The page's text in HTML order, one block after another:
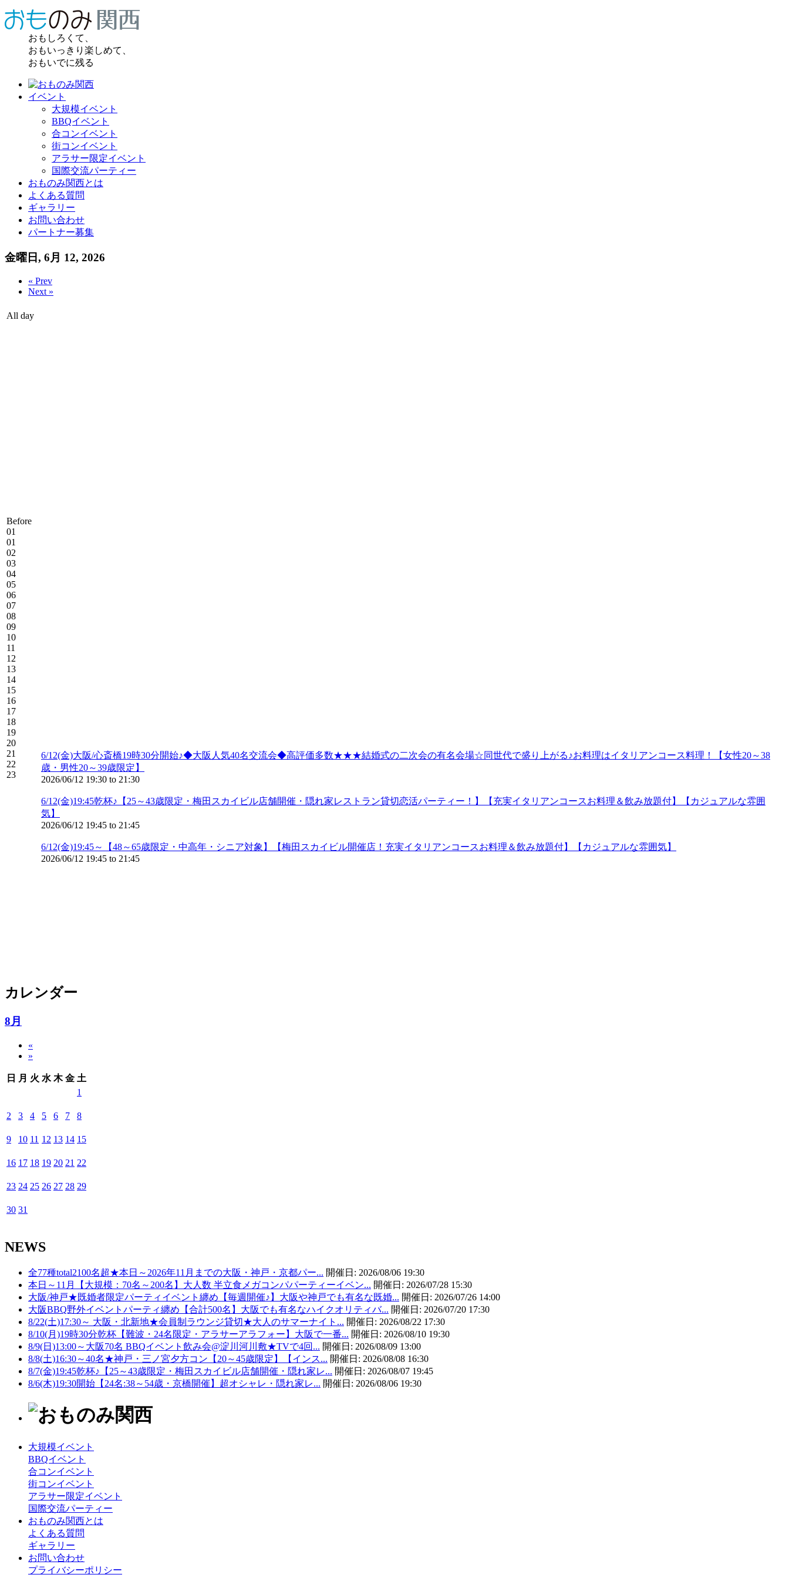
おもしろくて、
おもいっきり楽しめて、
おもいでに残る
イベント
大規模イベント
BBQイベント
合コンイベント
街コンイベント
アラサー限定イベント
国際交流パーティー
おものみ関西とは
よくある質問
ギャラリー
お問い合わせ
パートナー募集
金曜日, 6月 12, 2026
« Prev
Next »
All day
Before
01
01
02
03
04
05
06
07
08
09
10
11
12
13
14
15
16
17
18
19
20
21
22
23
6/12(金)大阪/心斎橋19時30分開始♪◆大阪人気40名交流会◆高評価多数★★★結婚式の二次会の有名会場☆同世代で盛り上がる♪お料理はイタリアンコース料理！【女性20～38
歳・男性20～39歳限定】
2026/06/12 19:30 to 21:30
6/12(金)19:45乾杯♪【25～43歳限定・梅田スカイビル店舗開催・隠れ家レストラン貸切恋活パーティー！】【充実イタリアンコースお料理＆飲み放題付】【カジュアルな雰囲
気】
2026/06/12 19:45 to 21:45
6/12(金)19:45～【48～65歳限定・中高年・シニア対象】【梅田スカイビル開催店！充実イタリアンコースお料理＆飲み放題付】【カジュアルな雰囲気】
2026/06/12 19:45 to 21:45
カレンダー
8月
«
»
日 月 火 水 木 金 土
1
2 3 4 5 6 7 8
9 10 11 12 13 14 15
16 17 18 19 20 21 22
23 24 25 26 27 28 29
30 31
NEWS
全77種total2100名超★本日～2026年11月までの大阪・神戸・京都パー... 開催日: 2026/08/06 19:30
本日～11月【大規模：70名～200名】大人数 半立食メガコンパパーティーイベン... 開催日: 2026/07/28 15:30
大阪/神戸★既婚者限定パーティイベント纏め【毎週開催♪】大阪や神戸でも有名な既婚... 開催日: 2026/07/26 14:00
大阪BBQ野外イベントパーティ纏め【合計500名】大阪でも有名なハイクオリティバ... 開催日: 2026/07/20 17:30
8/22(土)17:30～ 大阪・北新地★会員制ラウンジ貸切★大人のサマーナイト... 開催日: 2026/08/22 17:30
8/10(月)19時30分乾杯【難波・24名限定・アラサーアラフォー】大阪で一番... 開催日: 2026/08/10 19:30
8/9(日)13:00～大阪70名 BBQイベント飲み会@淀川河川敷★TVで4回... 開催日: 2026/08/09 13:00
8/8(土)16:30～40名★神戸・三ノ宮夕方コン【20～45歳限定】【インス... 開催日: 2026/08/08 16:30
8/7(金)19:45乾杯♪【25～43歳限定・梅田スカイビル店舗開催・隠れ家レ... 開催日: 2026/08/07 19:45
8/6(木)19:30開始【24名:38～54歳・京橋開催】超オシャレ・隠れ家レ... 開催日: 2026/08/06 19:30
大規模イベント
BBQイベント
合コンイベント
街コンイベント
アラサー限定イベント
国際交流パーティー
おものみ関西とは
よくある質問
ギャラリー
お問い合わせ
プライバシーポリシー